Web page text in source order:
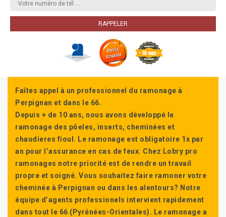
Faîtes appel à un professionnel du ramonage à
Perpignan et dans le 66.
Depuis + de 10 ans, nous avons développé le
ramonage des pôeles, inserts, cheminées et
chaudieres fioul. Le ramonage est obligatoire 1x par
an pour l’assurance en cas de feux. Chez Lobry pro
ramonages notre priorité est de rendre un travail
propre et soigné. Vous souhaitez faire ramoner votre
cheminée à Perpignan ou dans les alentours? Notre
équipe d’agents professionels intervient rapidement
dans tout le 66 (Pyrénées-Orientales). Le ramonage a